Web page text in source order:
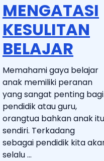
MENGATASI
KESULITAN
BELAJAR
Memahami gaya belajar
anak memiliki peranan
yang sangat penting bagi
pendidik atau guru,
orangtua bahkan anak itu
sendiri. Terkadang
sebagai pendidik kita
selalu ...